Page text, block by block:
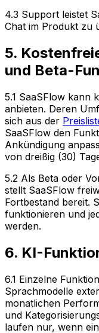
4.3 Support leistet
Chat im Produkt zu
5.
und Beta-
5.1 SaaSFlow kann
anbieten. Deren
sich aus der
SaaSFlow den
Ankündigung
von dreißig (30)
5.2 Als Beta oder
stellt SaaSFlow
Fortbestand bereit.
funktionieren und
werden.
6. KI-
6.1 Einzelne
Sprachmodelle
monatlichen
und
laufen nur, wenn